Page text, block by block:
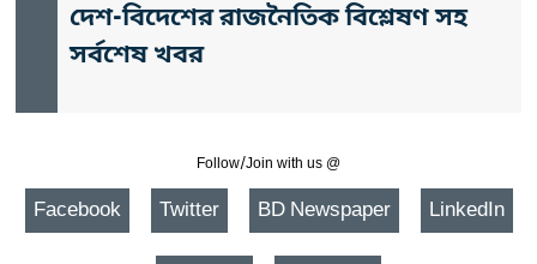
দেশ-বিদেশের রাজনৈতিক বিশ্লেষণ সহ
সর্বশেষ খবর
Follow/Join with us @
Facebook Twitter BD Newspaper LinkedIn